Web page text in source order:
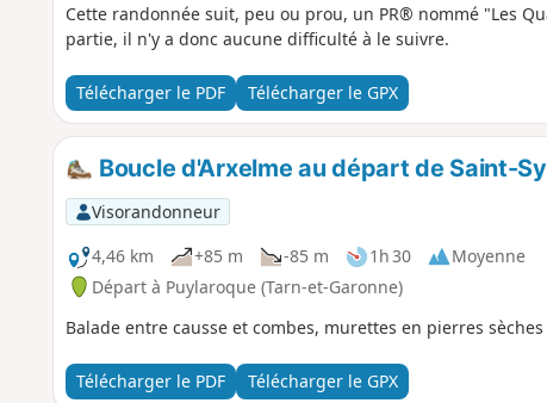
Cette randonnée suit, peu ou prou, un PR® nommé "Les
partie, il n'y a donc aucune difficulté à le suivre.
Télécharger le PDF Télécharger le GPX
Boucle d'Arxelme au départ de Saint-
Visorandonneur
4,46 km
+85 m -85 m 1h 30
Moyenne
Départ à Puylaroque (Tarn-et-Garonne)
Balade entre causse et combes, murettes en pierres
Télécharger le PDF Télécharger le GPX